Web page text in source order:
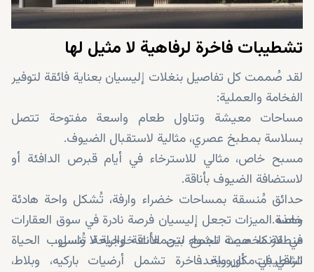
تشطيبات فاخرة لرفاهية لا مثيل لها
لقد صُممت كل تفاصيل بنغلات إليسيان بعناية فائقة لتوفير
الفخامة والعملية:
مساحات معيشة وتناول طعام واسعة مفتوحة تتصل
بسلاسة بمطبخ عصري، مثالية لاستقبال الضيوف.
مسبح خاص، مثالي للاسترخاء في أيام قبرص الدافئة أو
لاستضافة الضيوف بأناقة.
حدائق مُنسقة بمساحات خضراء وارفة، تُشكل واحة هادئة
خاصة.
منطقة مخصصة للشواء لتجمعات خارجية لا تُنسى.
تشطيبات أوروبية فاخرة تشمل أرضيات باركيه، وبلاط،
وهذه الميزات تجعل إليسيان فرصة نادرة في سوق العقارات
في لارنكا، حيث تجمع بين الأناقة والراحة واسلوب الحياة
الراقي في مكان واحد.